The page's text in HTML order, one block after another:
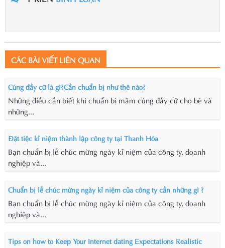
CÁC BÀI VIẾT LIÊN QUAN
Cúng đầy cữ là gì?Cần chuẩn bị như thê nào?
Những điều cần biết khi chuẩn bị mâm cúng đầy cữ cho bé và
những...
Đặt tiệc kỉ niệm thành lập công ty tại Thanh Hóa
Bạn chuẩn bị lễ chúc mừng ngày kỉ niệm của công ty, doanh
nghiệp và...
Chuẩn bị lễ chúc mừng ngày kỉ niệm của công ty cần những gì ?
Bạn chuẩn bị lễ chúc mừng ngày kỉ niệm của công ty, doanh
nghiệp và...
Tips on how to Keep Your Internet dating Expectations Realistic